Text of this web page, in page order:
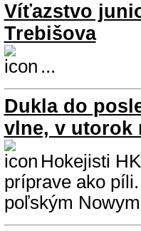
Víťazstvo
Trebišova
...
Dukla do
vlne, v utorok
Hokejisti
príprave ako
poľským